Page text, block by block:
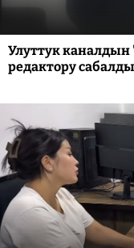
Улуттук
редактору сабалды